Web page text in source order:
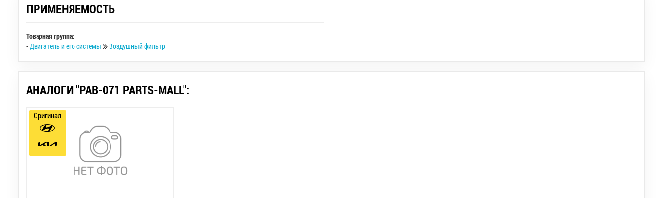
ПРИМЕНЯЕМОСТЬ
Товарная группа:
- Двигатель и его системы Воздушный фильтр
АНАЛОГИ "PAB-071 PARTS-MALL":
Оригинал